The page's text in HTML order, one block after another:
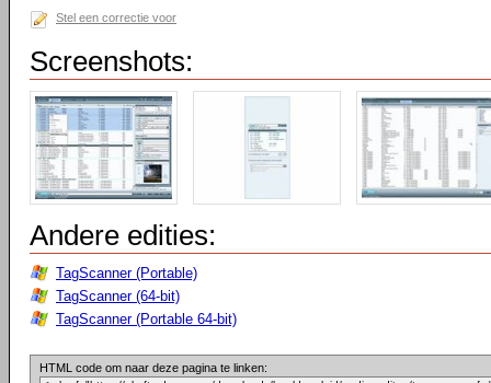
Stel een correctie voor
Screenshots:
Andere edities:
TagScanner (Portable)
TagScanner (64-bit)
TagScanner (Portable 64-bit)
HTML code om naar deze pagina te linken: